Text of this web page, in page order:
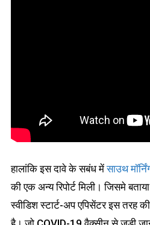
हालांकि इस दावे के सबंध मेंसाउथ
की एक अन्य रिपोर्ट मिली। जिसमे
स्वीडिश स्टार्ट-अप एपिसेंटर इस तरह